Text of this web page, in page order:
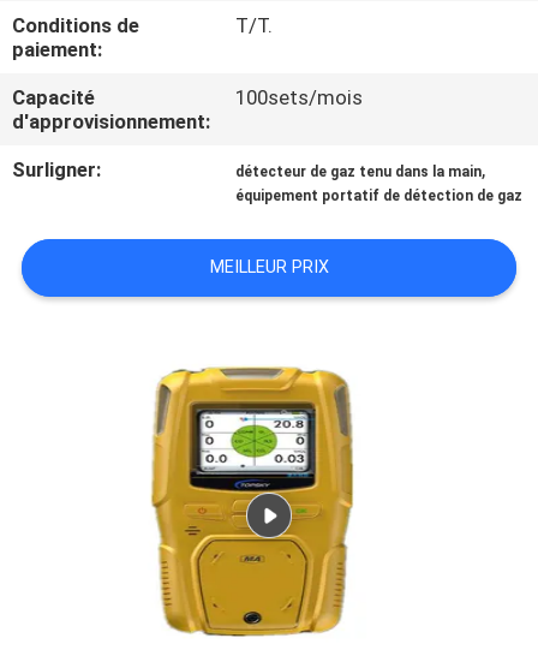
CONTACTEZ-
NOUS
DEMANDEZ
CITATION
Conditions de
paiement:
T/T.
Capacité
d'approvisionnement:
100sets/mois
Surligner: détecteur de gaz tenu dans la main,
équipement portatif de détection de gaz
MEILLEUR PRIX